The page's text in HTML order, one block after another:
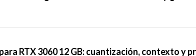
RTX 3060 12 GB: cuantización, contexto y